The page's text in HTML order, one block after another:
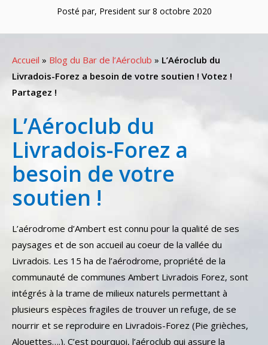
Posté par, President sur 8 octobre 2020
Accueil » Blog du Bar de l’Aéroclub » L’Aéroclub du
Livradois-Forez a besoin de votre soutien ! Votez !
Partagez !
L’Aéroclub du
Livradois-Forez a
besoin de votre
soutien !
L’aérodrome d’Ambert est connu pour la qualité de ses
paysages et de son accueil au coeur de la vallée du
Livradois. Les 15 ha de l’aérodrome, propriété de la
communauté de communes Ambert Livradois Forez, sont
intégrés à la trame de milieux naturels permettant à
plusieurs espèces fragiles de trouver un refuge, de se
nourrir et se reproduire en Livradois-Forez (Pie grièches,
Alouettes….). C’est pourquoi, l’aéroclub qui assure la